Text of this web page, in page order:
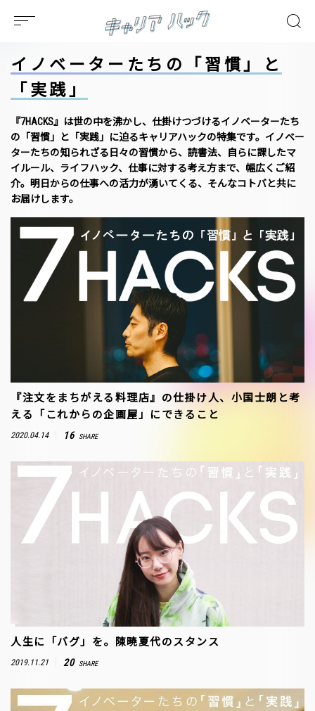
イノベーターたちの「習慣」と
「実践」
『7HACKS』は世の中を沸かし、仕掛けつづけるイノベーターたち
の「習慣」と「実践」に迫るキャリアハックの特集です。イノベー
ターたちの知られざる日々の習慣から、読書法、自らに課したマ
イルール、ライフハック、仕事に対する考え方まで、幅広くご紹
介。明日からの仕事への活力が湧いてくる、そんなコトバと共に
お届けします。
『注文をまちがえる料理店』の仕掛け人、小国士朗と考
える「これからの企画屋」にできること
2020.04.14 16 SHARE
人生に「バグ」を。陳暁夏代のスタンス
2019.11.21 20 SHARE